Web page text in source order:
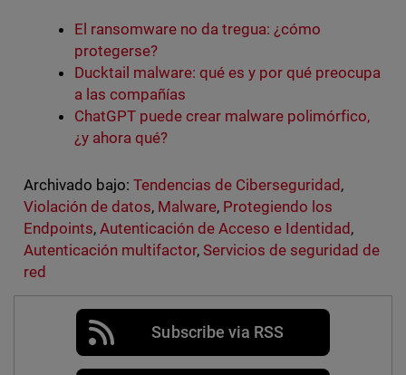
El ransomware no da tregua: ¿cómo
protegerse?
Ducktail malware: qué es y por qué preocupa
a las compañías
ChatGPT puede crear malware polimórfico,
¿y ahora qué?
Archivado bajo: Tendencias de Ciberseguridad ,
Violación de datos, Malware, Protegiendo los
Endpoints, Autenticación de Acceso e Identidad ,
Autenticación multifactor, Servicios de seguridad de
red
Subscribe via RSS